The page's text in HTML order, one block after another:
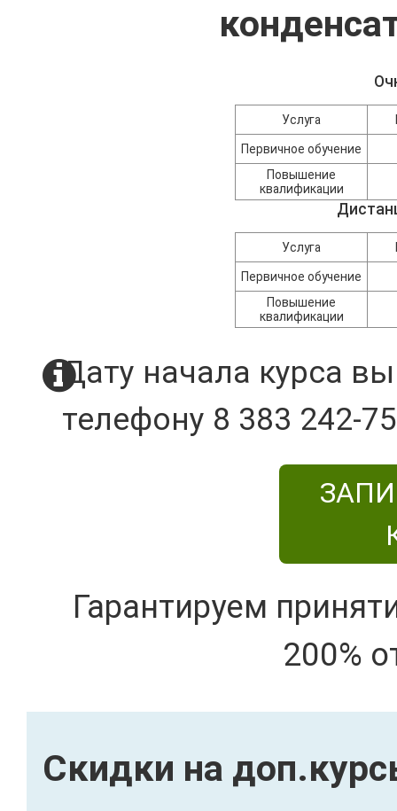
Услуга
Первичное обучение
Повышение
квалификации
Услуга
Первичное обучение
Повышение
квалификации
Дату начала курса
телефону 8 383 242-
Гарантируем
200%
Скидки на